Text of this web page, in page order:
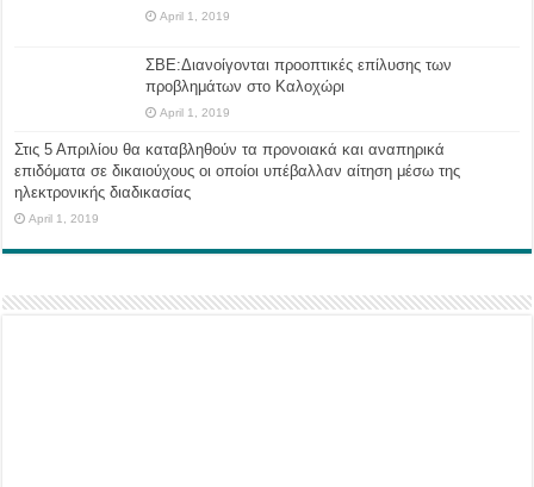
April 1, 2019
ΣΒΕ:Διανοίγονται προοπτικές επίλυσης των
προβλημάτων στο Καλοχώρι
April 1, 2019
Στις 5 Απριλίου θα καταβληθούν τα προνοιακά και αναπηρικά
επιδόματα σε δικαιούχους οι οποίοι υπέβαλλαν αίτηση μέσω της
ηλεκτρονικής διαδικασίας
April 1, 2019